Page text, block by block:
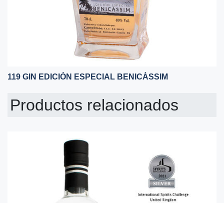
119 GIN EDICIÓN ESPECIAL BENICÀSSIM
Productos relacionados